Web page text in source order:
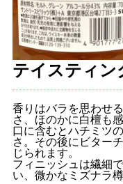
テイスティン
香りはバラを思わせ
さ、ほのかに白檀も感
口に含むとハチミツ
さ。その後にビター
じられます。
フィニッシュは繊細
い、微かなミズナラ